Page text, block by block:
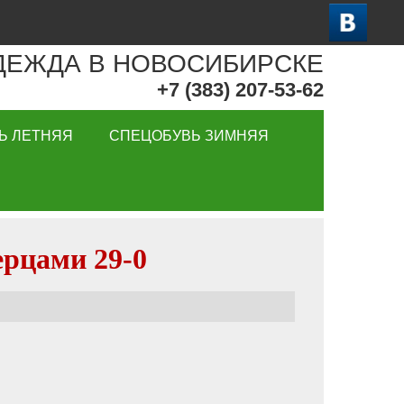
В НОВОСИБИРСКЕ
+7 (383) 207-53-62
ЛЕТНЯЯ СПЕЦОБУВЬ ЗИМНЯЯ
29-0